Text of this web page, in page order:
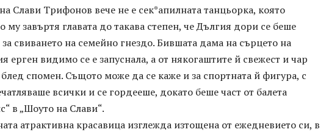
Слави Трифонов вече не е сек*апилната танцьорка, която
му завъртя главата до такава степен, че Дългия дори се беше
свиването на семейно гнездо. Бившата дама на сърцето на
ерген видимо се е запуснала, а от някогаштите й свежест и чар
спомен. Същото може да се каже и за спортната й фигура, с
всички и се гордееше, докато беше част от балета
в „Шоуто на Слави“.
атрактивна красавица изглежда изтощена от ежедневието си, в